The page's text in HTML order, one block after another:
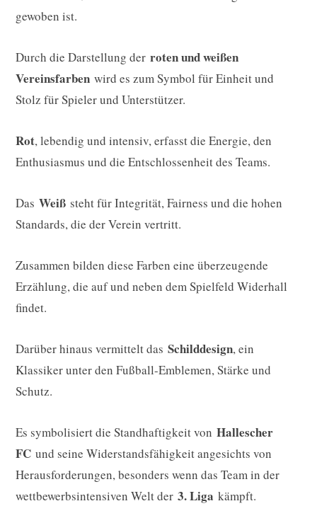
gewoben ist.
Durch die Darstellung der roten und weißen
Vereinsfarben wird es zum Symbol für Einheit und
Stolz für Spieler und Unterstützer.
Rot, lebendig und intensiv, erfasst die Energie, den
Enthusiasmus und die Entschlossenheit des Teams.
Das Weiß steht für Integrität, Fairness und die hohen
Standards, die der Verein vertritt.
Zusammen bilden diese Farben eine überzeugende
Erzählung, die auf und neben dem Spielfeld Widerhall
findet.
Darüber hinaus vermittelt das Schilddesign, ein
Klassiker unter den Fußball-Emblemen, Stärke und
Schutz.
Es symbolisiert die Standhaftigkeit von Hallescher
FC und seine Widerstandsfähigkeit angesichts von
Herausforderungen, besonders wenn das Team in der
wettbewerbsintensiven Welt der 3. Liga kämpft.